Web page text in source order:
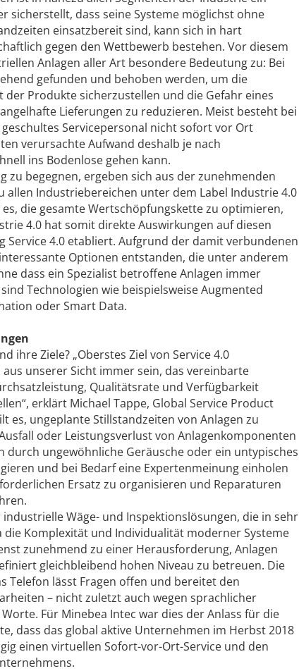
sicherstellt, dass seine Systeme möglichst ohne
einsatzbereit sind, kann sich in hart
gegen den Wettbewerb bestehen. Vor diesem
Anlagen aller Art besondere Bedeutung zu: Bei
gefunden und behoben werden, um die
Produkte sicherzustellen und die Gefahr eines
Lieferungen zu reduzieren. Meist besteht bei
Servicepersonal nicht sofort vor Ort
verursachte Aufwand deshalb je nach
ins Bodenlose gehen kann.
zu begegnen, ergeben sich aus der zunehmenden
allen Industriebereichen unter dem Label Industrie 4.0
die gesamte Wertschöpfungskette zu optimieren,
4.0 hat somit direkte Auswirkungen auf diesen
Service 4.0 etabliert. Aufgrund der damit verbundenen
Optionen entstanden, die unter anderem
dass ein Spezialist betroffene Anlagen immer
Technologien wie beispielsweise Augmented
oder Smart Data.
ihre Ziele? „Oberstes Ziel von Service 4.0
unserer Sicht immer sein, das vereinbarte
Qualitätsrate und Verfügbarkeit
erklärt Michael Tappe, Global Service Product
es, ungeplante Stillstandzeiten von Anlagen zu
oder Leistungsverlust von Anlagenkomponenten
durch ungewöhnliche Geräusche oder ein untypisches
und bei Bedarf eine Expertenmeinung einholen
Ersatz zu organisieren und Reparaturen
Wäge- und Inspektionslösungen, die in sehr
die Komplexität und Individualität moderner Systeme
zunehmend zu einer Herausforderung, Anlagen
gleichbleibend hohen Niveau zu betreuen. Die
Telefon lässt Fragen offen und bereitet den
– nicht zuletzt auch wegen sprachlicher
Für Minebea Intec war dies der Anlass für die
dass das global aktive Unternehmen im Herbst 2018
einen virtuellen ­Sofort-vor-Ort-Service und den